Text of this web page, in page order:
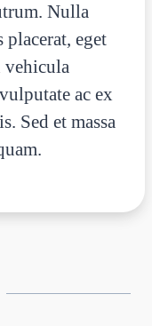
Nulla
eget
vehicula
ac ex
Sed et massa